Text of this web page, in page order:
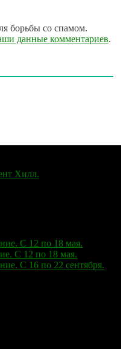
борьбы со спамом.
данные комментариев.
Хилл.
С 12 по 18 мая.
С 12 по 18 мая.
С 16 по 22 сентября.